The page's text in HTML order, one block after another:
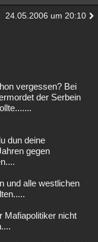
24.05.2006 um 20:10
vergessen? Bei
der Serbein
dun deine
gegen
und alle westlichen
Mafiapolitiker nicht